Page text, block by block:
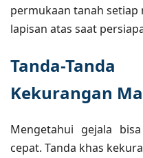
permukaan tanah
lapisan atas saat
Tanda-
Kekurangan
Mengetahui gejala
cepat. Tanda khas